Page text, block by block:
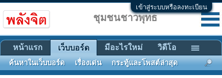
เข้าสู่ระบบหรือลงทะเบียน
ชุมชนชาวพุทธ
หน้าแรก เว็บบอร์ด
ค้นหาในเว็บบอร์ด เรื่องเด่น กระทู้และโพสต์ล่าสุด
มีอะไรใหม่ วิดีโอ